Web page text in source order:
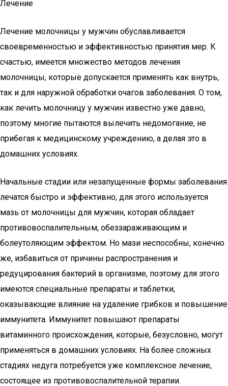
Лечение
Лечение молочницы у мужчин обуславливается
своевременностью и эффективностью принятия мер. К
счастью, имеется множество методов лечения
молочницы, которые допускается применять как внутрь,
так и для наружной обработки очагов заболевания. О том,
как лечить молочницу у мужчин известно уже давно,
поэтому многие пытаются вылечить недомогание, не
прибегая к медицинскому учреждению, а делая это в
домашних условиях.
Начальные стадии или незапущенные формы заболевания
лечатся быстро и эффективно, для этого используется
мазь от молочницы для мужчин, которая обладает
противовоспалительным, обеззараживающим и
болеутоляющим эффектом. Но мази неспособны, конечно
же, избавиться от причины распространения и
редуцирования бактерий в организме, поэтому для этого
имеются специальные препараты и таблетки,
оказывающие влияние на удаление грибков и повышение
иммунитета. Иммунитет повышают препараты
витаминного происхождения, которые, безусловно, могут
применяться в домашних условиях. На более сложных
стадиях недуга потребуется уже комплексное лечение,
состоящее из противовоспалительной терапии.